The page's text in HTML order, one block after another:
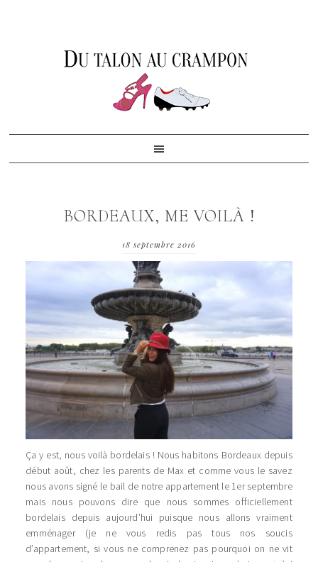
BORDEAUX, ME VOILÀ !
18 septembre 2016
Ça y est, nous voilà bordelais ! Nous habitons Bordeaux depuis
début août, chez les parents de Max et comme vous le savez
nous avons signé le bail de notre appartement le 1er septembre
mais nous pouvons dire que nous sommes officiellement
bordelais depuis aujourd’hui puisque nous allons vraiment
emménager (je ne vous redis pas tous nos soucis
d’appartement, si vous ne comprenez pas pourquoi on ne vit